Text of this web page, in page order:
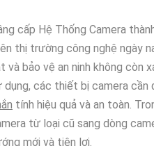
cấp Hệ Thống Camera
thị trường công nghệ ngày
và bảo vệ an ninh không còn
dụng, các thiết bị camera
tính hiệu quả và an toàn.
từ loại cũ sang dòng
mới và tiện lợi.